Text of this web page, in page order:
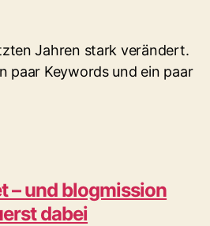
Jahren stark verändert.
paar Keywords und ein paar
– und blogmission
dabei